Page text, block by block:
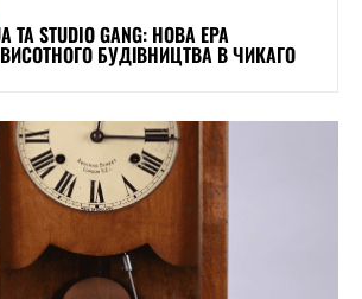
ТА STUDIO GANG: НОВА ЕРА
БУДІВНИЦТВА В ЧИКАГО